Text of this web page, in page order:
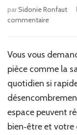
parSidonie Ronfaut
commentairesur
objets
j’ai
enlevés
de
ma
salle
de
Vous vous
pièce comme la
quotidien si
espace peuvent
bien‑être et